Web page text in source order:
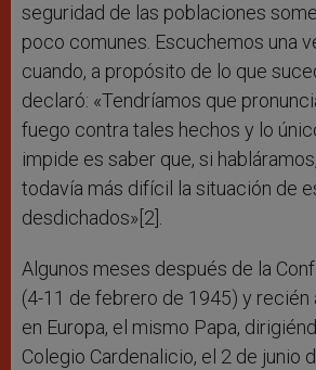
seguridad de las poblaciones
poco comunes. Escuchemos una
cuando, a propósito de lo que
declaró: «Tendríamos que
fuego contra tales hechos y lo
impide es saber que, si
todavía más difícil la situación de
desdichados»[2].
Algunos meses después de la
(4-11 de febrero de 1945) y recién
en Europa, el mismo Papa,
Colegio Cardenalicio, el 2 de junio